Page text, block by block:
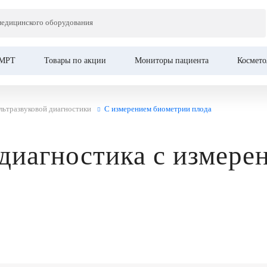
оборудования
Товары по акции Мониторы пациента
диагностики С измерением биометрии плода
с